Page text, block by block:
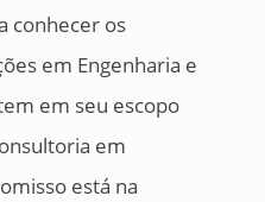
conhecer os
em Engenharia e
em seu escopo
em
está na